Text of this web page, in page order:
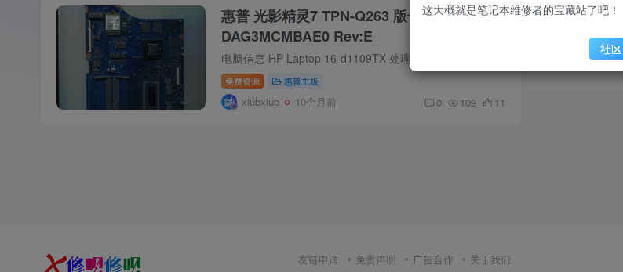
惠普 光影精灵7 TPN-Q263 版号：
DAG3MCMBAE0 Rev:E
免费资源 惠普主板
xiubxiub 10个月前 0 109 11
友链申请 免责声明 广告合作 关于我们
这大概就是笔记本维修者的宝藏站了吧！
社区